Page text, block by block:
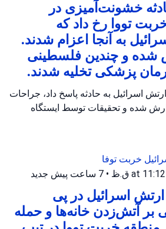
خشونت‌آمیزی در
تووا رخ داد که
به آنجا اعزام شدند.
شده و چندین فلسطینی
پزشکی تخلیه شدند.
اسرائیل به حادثه پاسخ داد، جراحات
شده و تحقیقات توسط ایستگاه
خربت توفا
• 7 ساعت پیش جدید
اسرائیل در پی
بر آتش‌زدن خانه‌ها و حمله